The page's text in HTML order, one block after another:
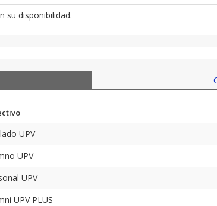
su disponibilidad.
UPV
UPV
UPV
UPV PLUS